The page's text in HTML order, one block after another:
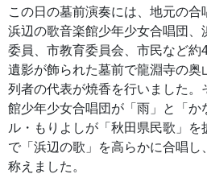
この日の墓前演奏には、地元の合
浜辺の歌音楽館少年少女合唱団、
委員、市教育委員会、市民など約
遺影が飾られた墓前で龍淵寺の奥
列者の代表が焼香を行いました。
館少年少女合唱団が「雨」と「か
ル・もりよしが「秋田県民歌」を
で「浜辺の歌」を高らかに合唱し
称えました。